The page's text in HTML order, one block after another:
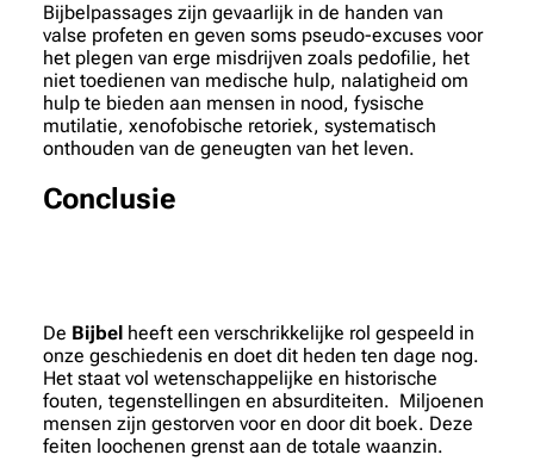
Bijbelpassages zijn gevaarlijk in de handen van
valse profeten en geven soms pseudo-excuses voor
het plegen van erge misdrijven zoals pedofilie, het
niet toedienen van medische hulp, nalatigheid om
hulp te bieden aan mensen in nood, fysische
mutilatie, xenofobische retoriek, systematisch
onthouden van de geneugten van het leven.
Conclusie
De Bijbel heeft een verschrikkelijke rol gespeeld in
onze geschiedenis en doet dit heden ten dage nog.
Het staat vol wetenschappelijke en historische
fouten, tegenstellingen en absurditeiten. Miljoenen
mensen zijn gestorven voor en door dit boek. Deze
feiten loochenen grenst aan de totale waanzin.